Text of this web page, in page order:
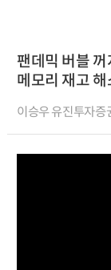
팬데믹 버블
메모리 재고
이승우 유진투자증